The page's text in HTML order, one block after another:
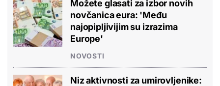
Možete glasati za izbor novih
novčanica eura: 'Među
najopipljivijim su izrazima
Europe'
NOVOSTI
Niz aktivnosti za umirovljenike: